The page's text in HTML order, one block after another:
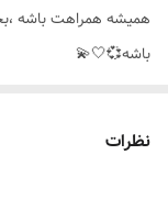
همیشه همراهت باشه
باشه💞🤍💫
نظرات